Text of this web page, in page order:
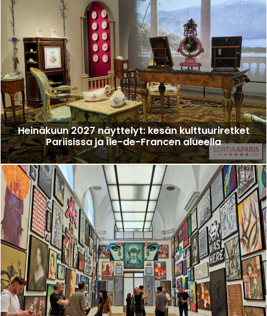
Heinäkuun 2027 näyttelyt: kesän kulttuuriretket
Pariisissa ja Île-de-Francen alueella